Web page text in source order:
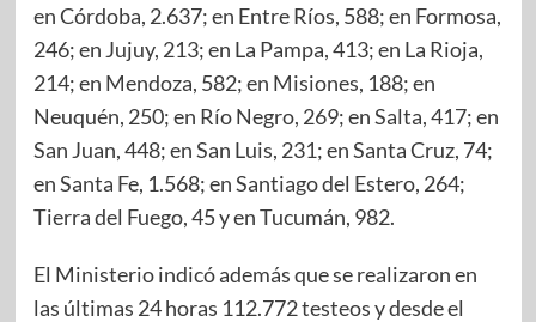
en Córdoba, 2.637; en Entre Ríos, 588; en Formosa,
246; en Jujuy, 213; en La Pampa, 413; en La Rioja,
214; en Mendoza, 582; en Misiones, 188; en
Neuquén, 250; en Río Negro, 269; en Salta, 417; en
San Juan, 448; en San Luis, 231; en Santa Cruz, 74;
en Santa Fe, 1.568; en Santiago del Estero, 264;
Tierra del Fuego, 45 y en Tucumán, 982.
El Ministerio indicó además que se realizaron en
las últimas 24 horas 112.772 testeos y desde el